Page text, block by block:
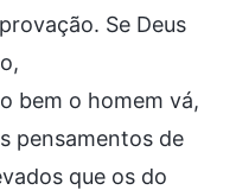
Se Deus
bem o homem vá,
pensamentos de
que os do